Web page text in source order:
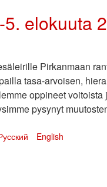
elokuuta
Pirkanmaan
tasa-arvoisen,
oppineet
pysynyt
English